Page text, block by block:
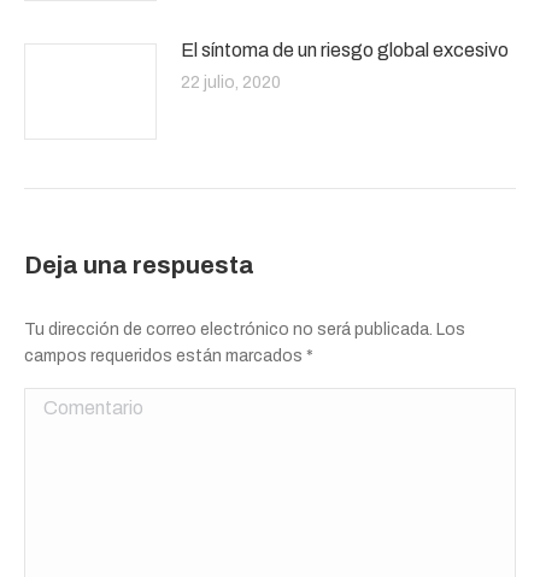
El síntoma de un riesgo global excesivo
22 julio, 2020
Deja una respuesta
Tu dirección de correo electrónico no será publicada. Los
campos requeridos están marcados *
Comentario